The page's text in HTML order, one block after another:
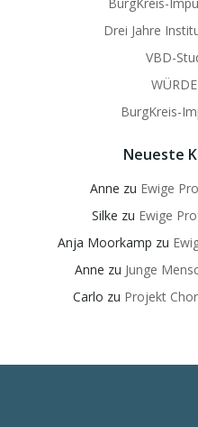
Drei Jahre
VBD-
BurgKreis-
Neueste
Anne zu Ewige
Silke zu Ewige
Anja Moorkamp zu
Anne zu Junge
Carlo zu Projekt